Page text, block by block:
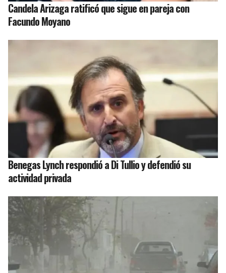
Candela Arizaga ratificó que sigue en pareja con
Facundo Moyano
Benegas Lynch respondió a Di Tullio y defendió su
actividad privada